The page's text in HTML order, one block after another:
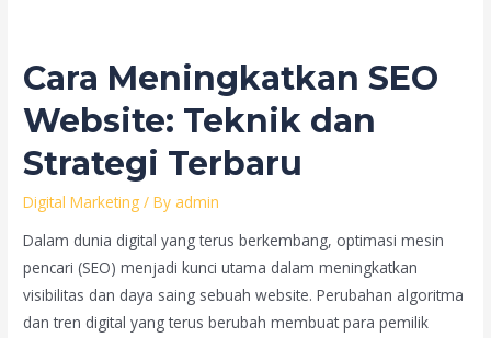
Cara Meningkatkan SEO
Website: Teknik dan
Strategi Terbaru
Digital Marketing / By admin
Dalam dunia digital yang terus berkembang, optimasi mesin
pencari (SEO) menjadi kunci utama dalam meningkatkan
visibilitas dan daya saing sebuah website. Perubahan algoritma
dan tren digital yang terus berubah membuat para pemilik